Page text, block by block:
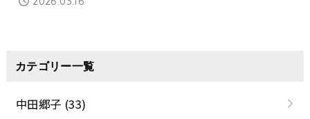
カテゴリー一覧
中田郷子 (33)